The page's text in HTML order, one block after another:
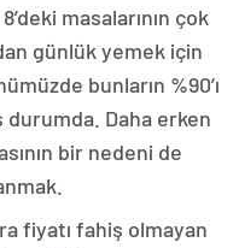
masalarının çok
günlük yemek için
bunların %90’ı
Daha erken
bir nedeni de
fiyatı fahiş olmayan